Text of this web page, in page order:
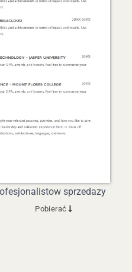
sprzedazy
Pobierać